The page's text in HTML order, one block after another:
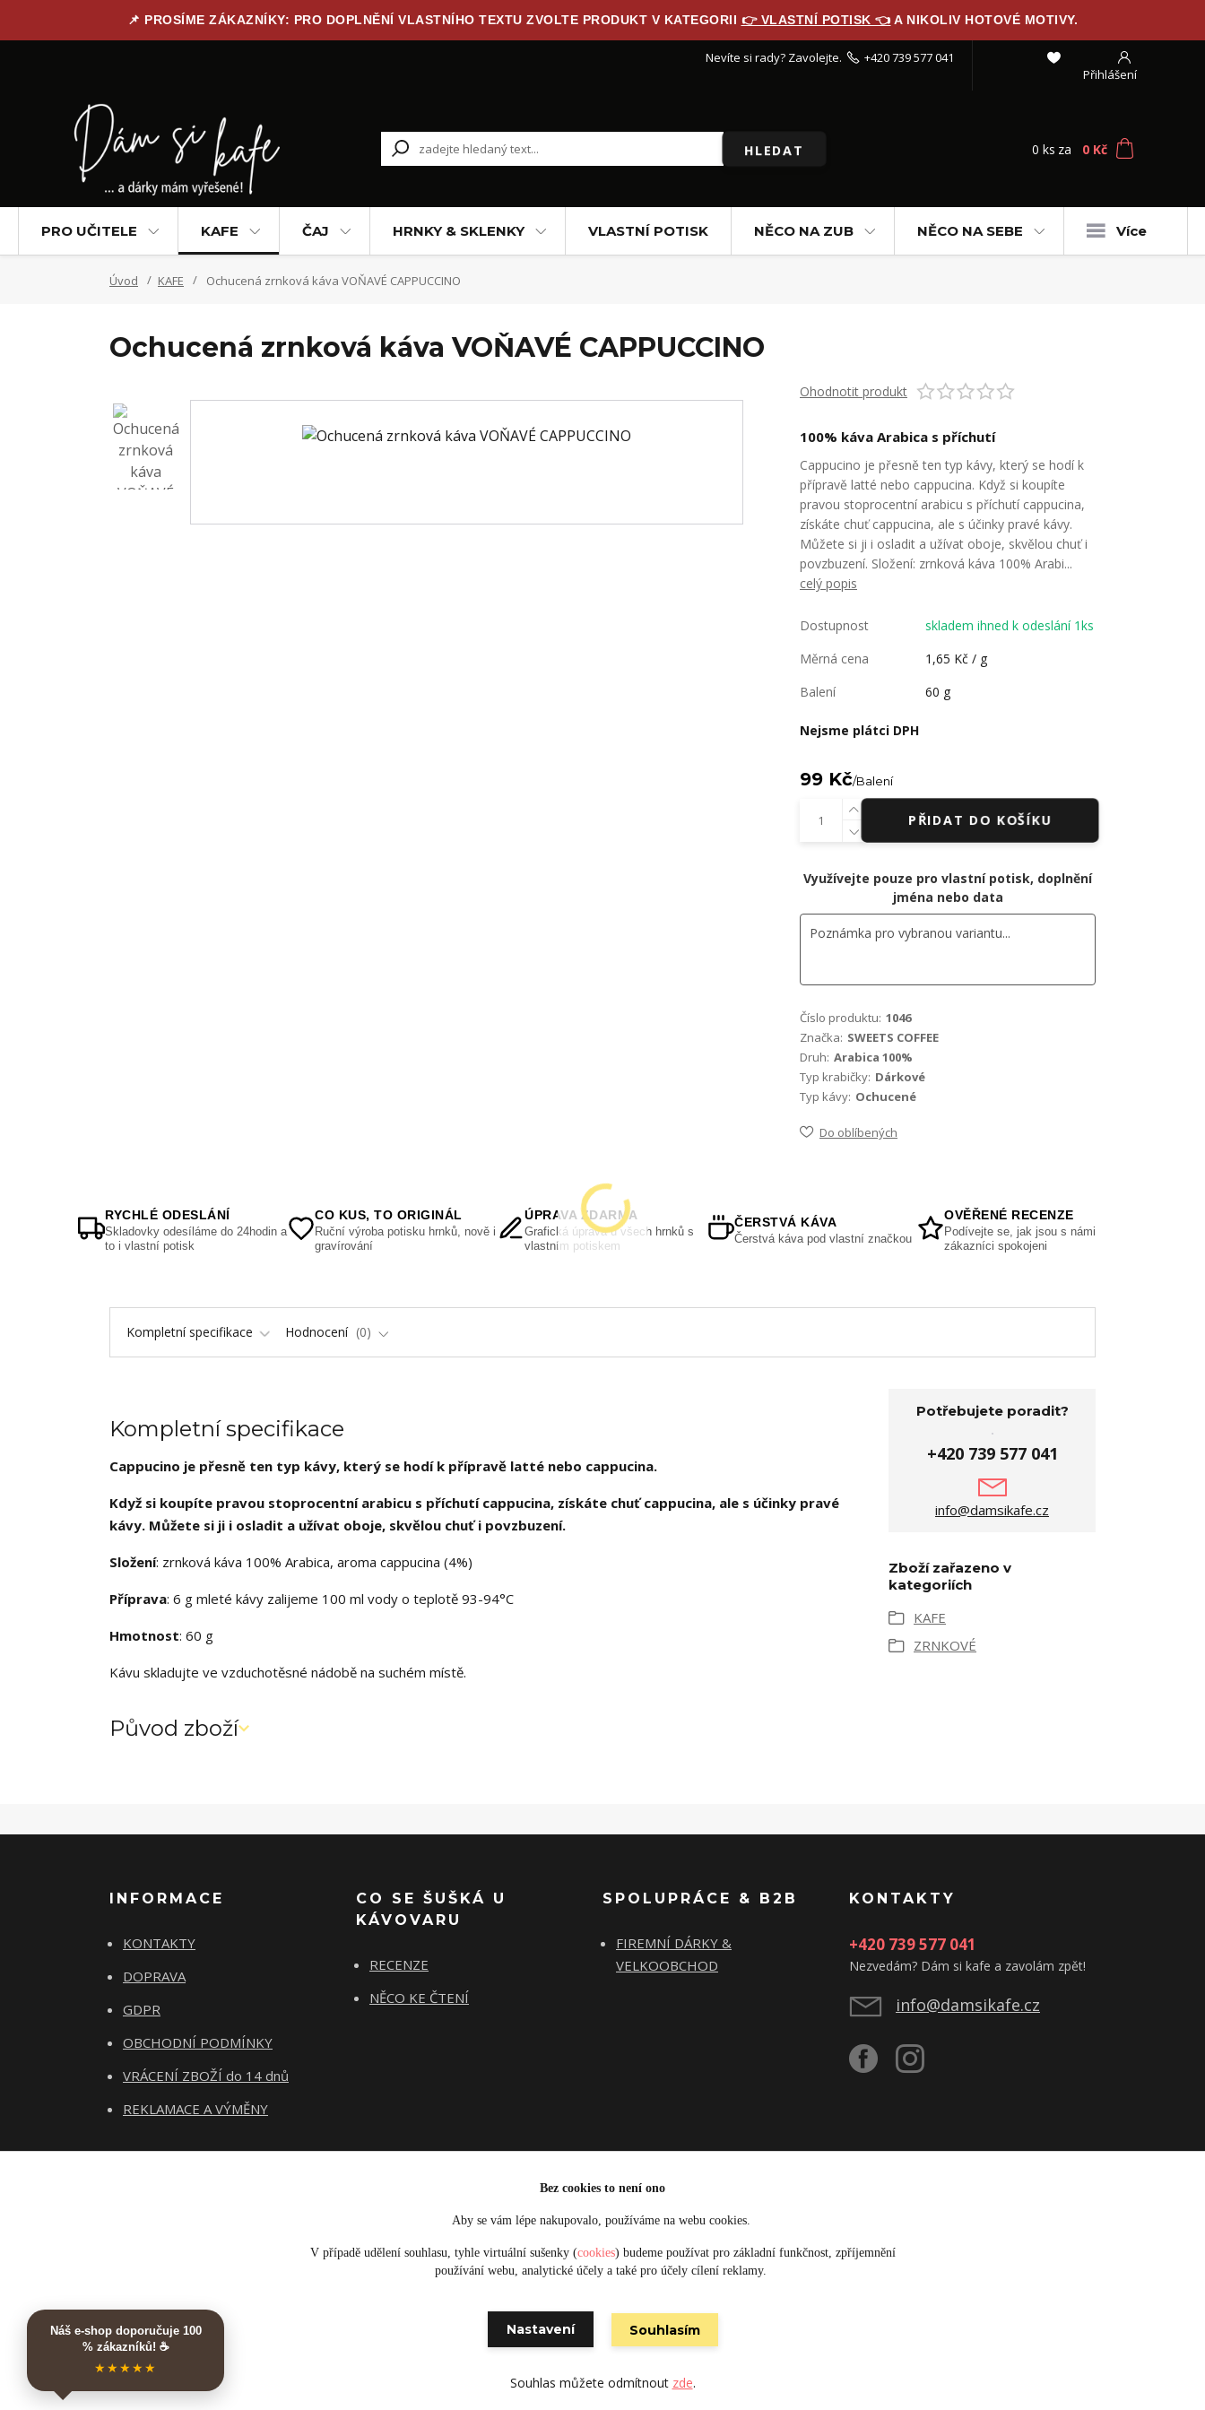
Náš e-shop doporučuje 100
% zákazníků! ☕
★★★★★
📌 PROSÍME ZÁKAZNÍKY: PRO DOPLNĚNÍ VLASTNÍHO TEXTU ZVOLTE PRODUKT V KATEGORII 👉 VLASTNÍ POTISK 👈 A NIKOLIV HOTOVÉ MOTIVY.
Přihlášení
HLEDAT
Nevíte si rady? Zavolejte. +420 739 577 041
0 ks za 0 Kč
PRO UČITELE KAFE ČAJ HRNKY & SKLENKY VLASTNÍ POTISK NĚCO NA ZUB NĚCO NA SEBE Více
Úvod KAFE Ochucená zrnková káva VOŇAVÉ CAPPUCCINO
Ochucená zrnková káva VOŇAVÉ CAPPUCCINO
Ohodnotit produkt
100% káva Arabica s příchutí
Cappucino je přesně ten typ kávy, který se hodí k
přípravě latté nebo cappucina. Když si koupíte
pravou stoprocentní arabicu s příchutí cappucina,
získáte chuť cappucina, ale s účinky pravé kávy.
Můžete si ji i osladit a užívat oboje, skvělou chuť i
povzbuzení. Složení: zrnková káva 100% Arabi...
celý popis
Dostupnost
skladem ihned k odeslání 1ks
Měrná cena
1,65 Kč / g
Balení
60 g
Nejsme plátci DPH
99 Kč/Balení
PŘIDAT DO KOŠÍKU
Využívejte pouze pro vlastní potisk, doplnění
jména nebo data
Číslo produktu: 1046
Značka: SWEETS COFFEE
Druh: Arabica 100%
Typ krabičky: Dárkové
Typ kávy: Ochucené
Do oblíbených
RYCHLÉ ODESLÁNÍ
Skladovky odesíláme do 24hodin a
to i vlastní potisk
CO KUS, TO ORIGINÁL
Ruční výroba potisku hrnků, nově i
gravírování
ÚPRAVA ZDARMA
Grafická úprava u všech hrnků s
vlastním potiskem
ČERSTVÁ KÁVA
Čerstvá káva pod vlastní značkou
OVĚŘENÉ RECENZE
Podívejte se, jak jsou s námi
zákazníci spokojeni
Kompletní specifikace Hodnocení 0
Kompletní specifikace
Cappucino je přesně ten typ kávy, který se hodí k přípravě latté nebo cappucina.
Když si koupíte pravou stoprocentní arabicu s příchutí cappucina, získáte chuť cappucina, ale s účinky pravé
kávy. Můžete si ji i osladit a užívat oboje, skvělou chuť i povzbuzení.
Složení: zrnková káva 100% Arabica, aroma cappucina (4%)
Příprava: 6 g mleté kávy zalijeme 100 ml vody o teplotě 93-94°C
Hmotnost: 60 g
Kávu skladujte ve vzduchotěsné nádobě na suchém místě.
Původ zboží
Potřebujete poradit?
+420 739 577 041
info@damsikafe.cz
Zboží zařazeno v
kategoriích
KAFE
ZRNKOVÉ
INFORMACE
KONTAKTY
DOPRAVA
GDPR
OBCHODNÍ PODMÍNKY
VRÁCENÍ ZBOŽÍ do 14 dnů
REKLAMACE A VÝMĚNY
CO SE ŠUŠKÁ U
KÁVOVARU
RECENZE
NĚCO KE ČTENÍ
SPOLUPRÁCE & B2B
FIREMNÍ DÁRKY &
VELKOOBCHOD
KONTAKTY
+420 739 577 041
Nezvedám? Dám si kafe a zavolám zpět!
info@damsikafe.cz
Upravit sběr cookies.
Obrázky jsou pouze ilustrativní © 2025 Designed by Damsikafe.cz
Vytvořeno na
Bez cookies to není ono
Aby se vám lépe nakupovalo, používáme na webu cookies.
V případě udělení souhlasu, tyhle virtuální sušenky (cookies) budeme používat pro základní funkčnost, zpříjemnění
používání webu, analytické účely a také pro účely cílení reklamy.
Nastavení Souhlasím
Souhlas můžete odmítnout zde.